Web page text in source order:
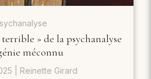
» de la psychanalyse
méconnu
Reinette Girard